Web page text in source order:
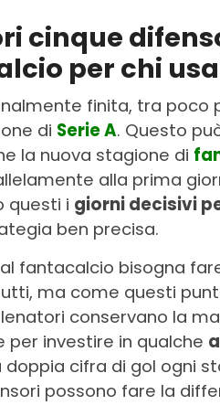
cinque
per chi
finita, tra
di Serie A. Questo
la nuova stagione di
alla prima
questi i giorni decisivi
ben precisa.
fantacalcio bisogna
ma come questi
conservano la
per investire in qualche
doppia cifra di gol ogni
possono fare la